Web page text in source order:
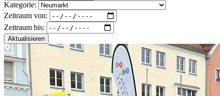
Kategorie:
Zeitraum von:
Zeitraum bis:
Aktualisieren